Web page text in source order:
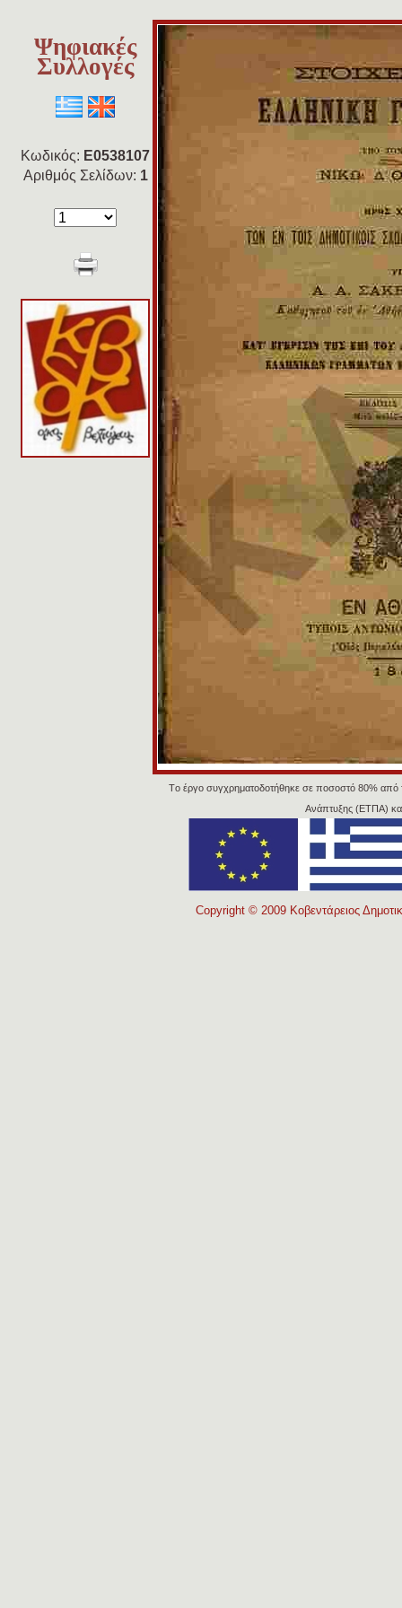
Ψηφιακές
Συλλογές
Κωδικός: E0538107
Αριθμός Σελίδων: 1
Tο έργο συγχρηματοδοτήθηκε σε ποσοστό 80%
Ανάπτυξης (ΕΤΠΑ)
Copyright © 2009 Κοβεντάρειος